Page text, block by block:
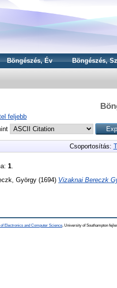
Böngészés, Év Böngészés,
feljebb
Csoportosítás:
1
György (1694) Vizaknai Bereczk
Electronics and Computer Science , University of Southampton